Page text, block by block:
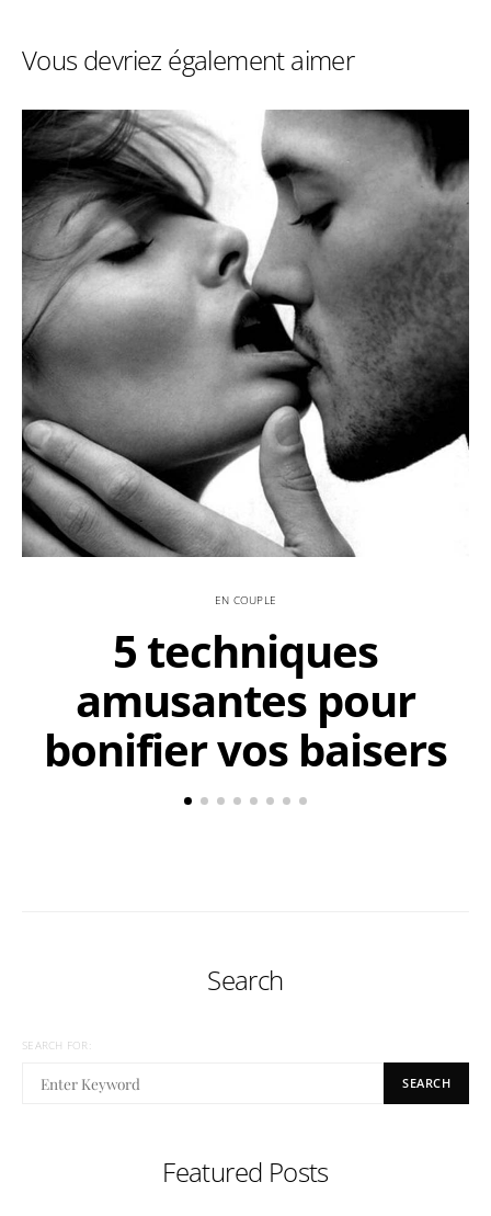
Vous devriez également aimer
EN COUPLE
5 techniques
amusantes pour
bonifier vos baisers
Search
SEARCH FOR:
SEARCH
Featured Posts